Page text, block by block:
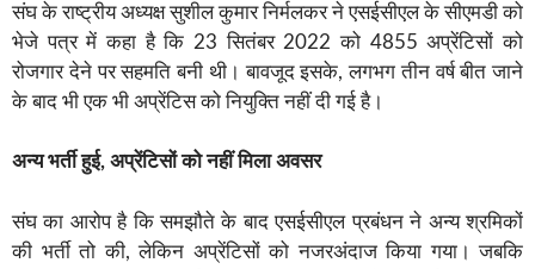
संघ के राष्ट्रीय अध्यक्ष सुशील कुमार निर्मलकर ने एसईसीएल के सीएमडी को
भेजे पत्र में कहा है कि 23 सितंबर 2022 को 4855 अप्रेंटिसों को
रोजगार देने पर सहमति बनी थी। बावजूद इसके, लगभग तीन वर्ष बीत जाने
के बाद भी एक भी अप्रेंटिस को नियुक्ति नहीं दी गई है।
अन्य भर्ती हुई, अप्रेंटिसों को नहीं मिला अवसर
संघ का आरोप है कि समझौते के बाद एसईसीएल प्रबंधन ने अन्य श्रमिकों
की भर्ती तो की, लेकिन अप्रेंटिसों को नजरअंदाज किया गया। जबकि